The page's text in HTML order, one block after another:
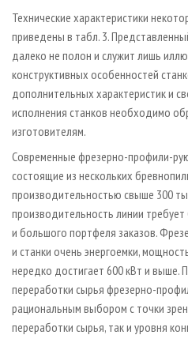
Технические характеристики
приведены в табл. 3.
далеко не полон и служит лишь
конструктивных особенностей
дополнительных характеристик и
исполнения станков необходимо
изготовителям.
Современные фрезерно-профили-
состоящие из нескольких
производительностью свыше 300
производительность линии
и большого портфеля заказов.
и станки очень энергоемки,
нередко достигает 600 кВт и выше.
переработки сырья фрезерно-
рациональным выбором с точки
переработки сырья, так и уровня